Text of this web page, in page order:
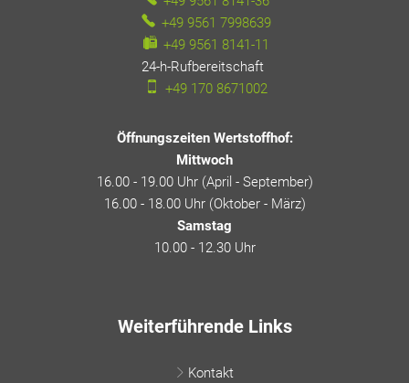
+49 9561 7998639
+49 9561 8141-11
24-h-Rufbereitschaft
+49 170 8671002
Öffnungszeiten Wertstoffhof:
Mittwoch
16.00 - 19.00 Uhr (April - September)
16.00 - 18.00 Uhr (Oktober - März)
Samstag
10.00 - 12.30 Uhr
Weiterführende Links
Kontakt